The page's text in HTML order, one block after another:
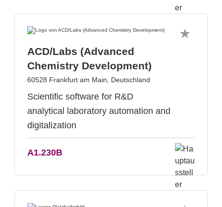
ACD/Labs (Advanced
Chemistry Development)
60528 Frankfurt am Main, Deutschland
Scientific software for R&D
analytical laboratory automation and
digitalization
A1.230B